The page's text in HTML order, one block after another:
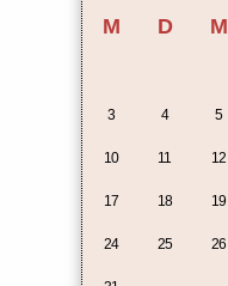
M D M
3 4 5
10 11 12
17 18 19
24 25 26